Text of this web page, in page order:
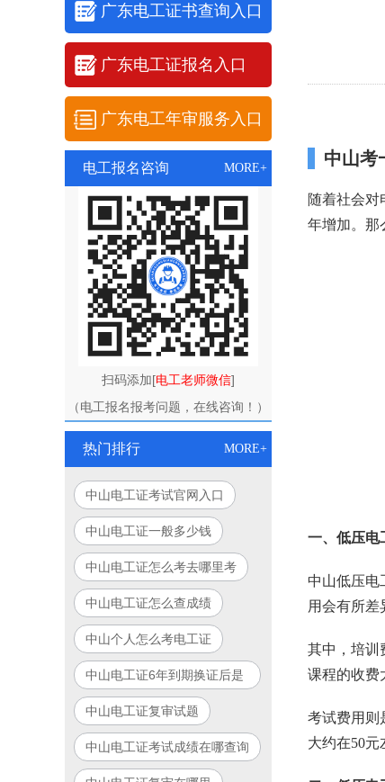
广东电工证书查询入口
广东电工证报名入口
广东电工年审服务入口
电工报名咨询 MORE+
扫码添加[电工老师微信]
（电工报名报考问题，在线咨询！）
热门排行 MORE+
中山电工证考试官网入口
中山电工证一般多少钱
中山电工证怎么考去哪里考
中山电工证怎么查成绩
中山个人怎么考电工证
中山电工证6年到期换证后是
永久的吗
中山电工证复审试题
中山电工证考试成绩在哪查询
中山考
随着社会对
年增加。那
一、低压电
中山低压电
用会有所差
其中，培训
课程的收费
考试费用则
大约在50元